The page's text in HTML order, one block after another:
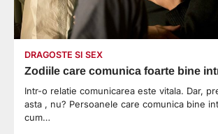
DRAGOSTE SI SEX
Zodiile care comunica foarte bine
Intr-o relatie comunicarea este vitala. Dar,
asta , nu? Persoanele care comunica bine
cum…